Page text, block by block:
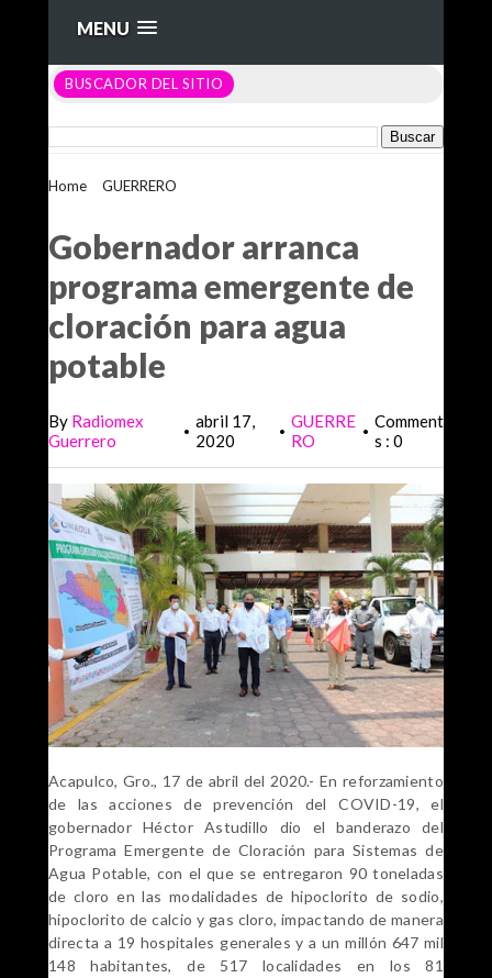
MENU
BUSCADOR DEL SITIO
Home GUERRERO
Gobernador arranca
programa emergente de
cloración para agua
potable
By Radiomex
Guerrero
• abril 17,
2020
• GUERRE
RO
• Comment
s : 0
Acapulco, Gro., 17 de abril del 2020.- En reforzamiento
de las acciones de prevención del COVID-19, el
gobernador Héctor Astudillo dio el banderazo del
Programa Emergente de Cloración para Sistemas de
Agua Potable, con el que se entregaron 90 toneladas
de cloro en las modalidades de hipoclorito de sodio,
hipoclorito de calcio y gas cloro, impactando de manera
directa a 19 hospitales generales y a un millón 647 mil
148 habitantes, de 517 localidades en los 81